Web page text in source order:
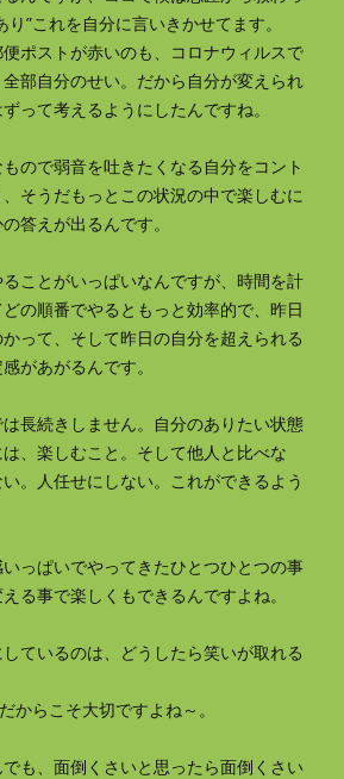
”これを自分に言いきかせてます。
ポストが赤いのも、コロナウィルスで
部自分のせい。だから自分が変えられ
って考えるようにしたんですね。
ので弱音を吐きたくなる自分をコント
そうだもっとこの状況の中で楽しむに
答えが出るんです。
ことがいっぱいなんですが、時間を計
の順番でやるともっと効率的で、昨日
って、そして昨日の自分を超えられる
があがるんです。
長続きしません。自分のありたい状態
、楽しむこと。そして他人と比べな
。人任せにしない。これができるよう
っぱいでやってきたひとつひとつの事
る事で楽しくもできるんですよね。
ているのは、どうしたら笑いが取れる
からこそ大切ですよね～。
も、面倒くさいと思ったら面倒くさい